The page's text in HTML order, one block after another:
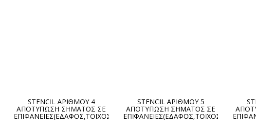
STENCIL ΑΡΙΘΜΟΥ 4
ΑΠΟΤΥΠΩΣΗ ΣΗΜΑΤΟΣ ΣΕ
ΕΠΙΦΑΝΕΙΕΣ(ΕΔΑΦΟΣ,ΤΟΙΧΟΣ)
STENCIL ΑΡΙΘΜΟΥ 5
ΑΠΟΤΥΠΩΣΗ ΣΗΜΑΤΟΣ ΣΕ
ΕΠΙΦΑΝΕΙΕΣ(ΕΔΑΦΟΣ,ΤΟΙΧΟΣ)